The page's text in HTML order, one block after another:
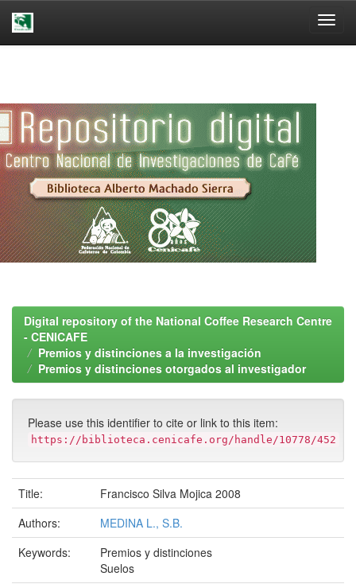
Digital repository of the National Coffee Research Centre
- CENICAFE
Premios y distinciones a la investigación
Premios y distinciones otorgados al investigador
Please use this identifier to cite or link to this item:
https://biblioteca.cenicafe.org/handle/10778/452
Title:
Francisco Silva Mojica 2008
Authors:
MEDINA L., S.B.
Keywords:
Premios y distinciones
Suelos